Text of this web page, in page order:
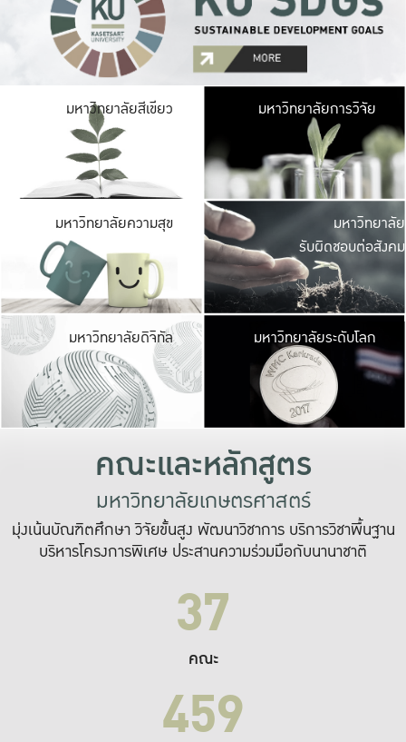
มหาวิทยาลัยสีเขียว มหาวิ
มีพื้นที่เขียวสดใส
เป็นป่าในเมือง เกษต
มหาวิทยาลัยการวิจัย
มหาวิทยาลัยความสุข มหาวิ
ค
เปิดประ
และพบเรื่องราวใ
มหาวิทยาลัย
รับผิดชอบต่อสังคม
มหาวิทยาลัยดิจิทัล มหาวิ
เปลี่ยนแปลง แล
เพื่อทำง
ระบบสารสนเทศ
มหาวิทยาลัยระดับโลก
คณะและหลักสูตร
มหาวิทยาลัยเกษตรศาสตร์
มุ่งเน้นบัณฑิตศึกษา วิจัยขั้นสูง พัฒนาวิชาการ บริการวิชาพื้นฐาน
บริหารโครงการพิเศษ ประสานความร่วมมือกับนานาชาติ
37
คณะ
459